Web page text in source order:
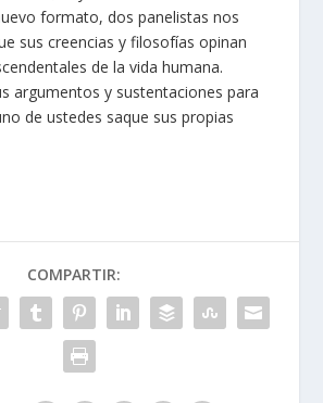
formato, dos panelistas nos
sus creencias y filosofías opinan
de la vida humana.
argumentos y sustentaciones para
de ustedes saque sus propias
COMPARTIR: